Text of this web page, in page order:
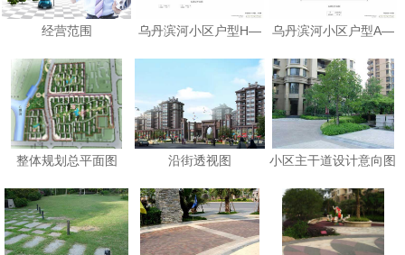
经营范围 乌丹滨河小区户型H— 乌丹滨河小区户型A—
整体规划总平面图 沿街透视图 小区主干道设计意向图